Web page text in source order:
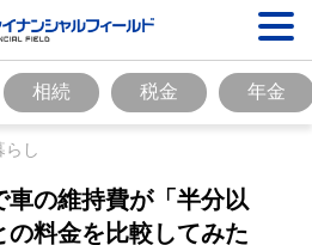
相続 税金 年金
し
車の維持費が「半分以
の料金を比較してみた